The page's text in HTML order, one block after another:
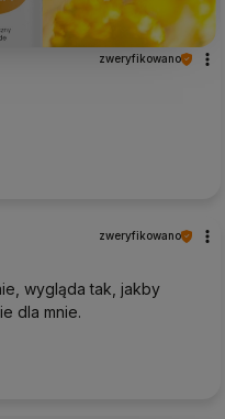
zweryfikowano
zweryfikowano
wygląda tak, jakby
dla mnie.